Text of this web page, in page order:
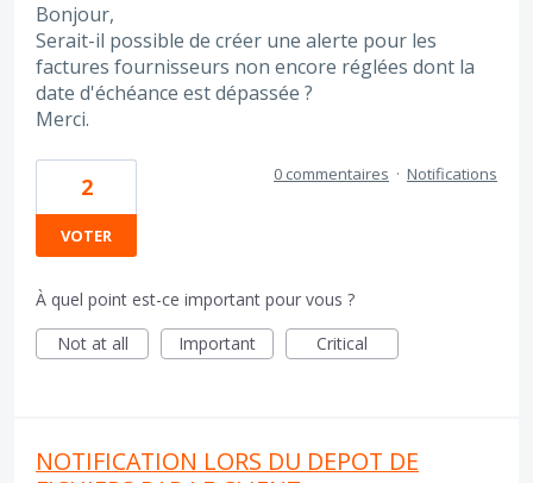
Bonjour,
Serait-il possible de créer une alerte pour les
factures fournisseurs non encore réglées dont la
date d'échéance est dépassée ?
Merci.
2
VOTER
0 commentaires · Notifications
À quel point est-ce important pour vous ?
Not at all
Important Critical
NOTIFICATION LORS DU DEPOT DE